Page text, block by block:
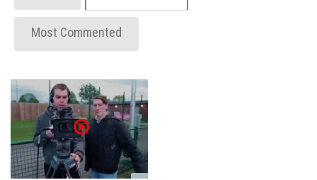
Most Commented